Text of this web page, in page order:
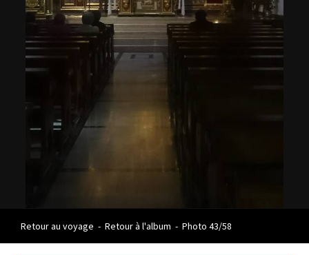
Retour au voyage - Retour à l'album - Photo 43/58